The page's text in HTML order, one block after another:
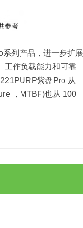
列产品，进一步扩展
工作负载能力和可靠
紫盘Pro 从
，MTBF)也从 100